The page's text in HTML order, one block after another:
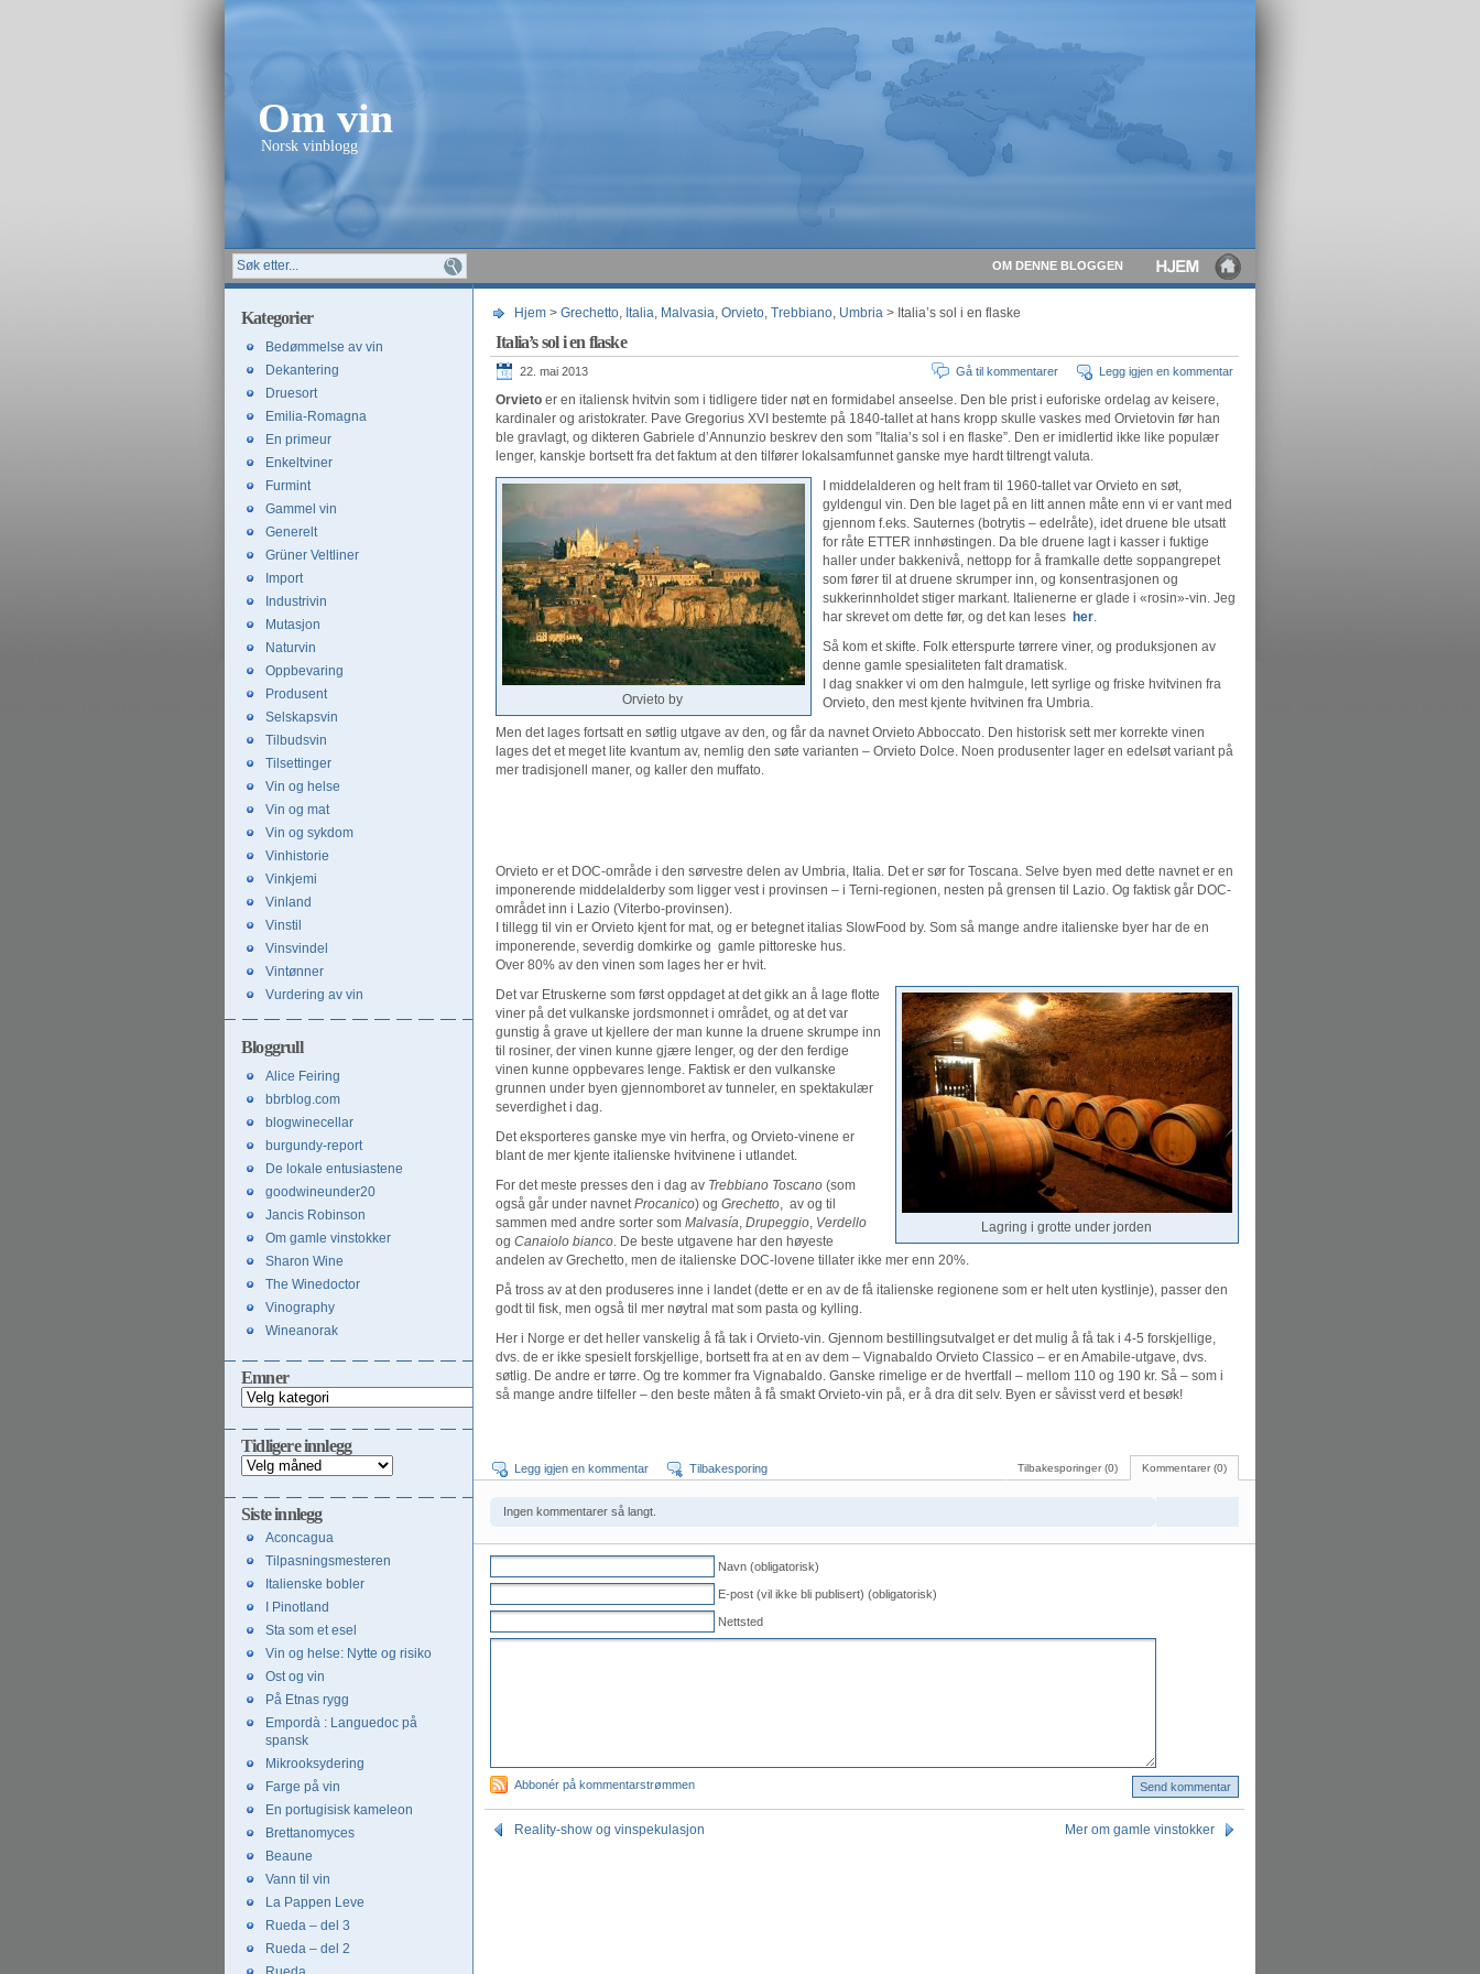
Om vin
Norsk vinblogg
OM DENNE BLOGGEN
Hjem > Grechetto, Italia, Malvasia, Orvieto, Trebbiano, Umbria > Italia’s sol i en flaske
Italia’s sol i en flaske
22. mai 2013 Legg igjen en kommentar
Gå til kommentarer
Orvieto er en italiensk hvitvin som i tidligere tider nøt en formidabel anseelse. Den ble prist i euforiske ordelag av keisere,
kardinaler og aristokrater. Pave Gregorius XVI bestemte på 1840-tallet at hans kropp skulle vaskes med Orvietovin før han
ble gravlagt, og dikteren Gabriele d’Annunzio beskrev den som ”Italia’s sol i en flaske”. Den er imidlertid ikke like populær
lenger, kanskje bortsett fra det faktum at den tilfører lokalsamfunnet ganske mye hardt tiltrengt valuta.
Orvieto by
I middelalderen og helt fram til 1960-tallet var Orvieto en søt,
gyldengul vin. Den ble laget på en litt annen måte enn vi er vant med
gjennom f.eks. Sauternes (botrytis – edelråte), idet druene ble utsatt
for råte ETTER innhøstingen. Da ble druene lagt i kasser i fuktige
haller under bakkenivå, nettopp for å framkalle dette soppangrepet
som fører til at druene skrumper inn, og konsentrasjonen og
sukkerinnholdet stiger markant. Italienerne er glade i «rosin»-vin. Jeg
har skrevet om dette før, og det kan leses her.
Så kom et skifte. Folk etterspurte tørrere viner, og produksjonen av
denne gamle spesialiteten falt dramatisk.
I dag snakker vi om den halmgule, lett syrlige og friske hvitvinen fra
Orvieto, den mest kjente hvitvinen fra Umbria.
Men det lages fortsatt en søtlig utgave av den, og får da navnet Orvieto Abboccato. Den historisk sett mer korrekte vinen
lages det et meget lite kvantum av, nemlig den søte varianten – Orvieto Dolce. Noen produsenter lager en edelsøt variant på
mer tradisjonell maner, og kaller den muffato.
Orvieto er et DOC-område i den sørvestre delen av Umbria, Italia. Det er sør for Toscana. Selve byen med dette navnet er en
imponerende middelalderby som ligger vest i provinsen – i Terni-regionen, nesten på grensen til Lazio. Og faktisk går DOC-
området inn i Lazio (Viterbo-provinsen).
I tillegg til vin er Orvieto kjent for mat, og er betegnet italias SlowFood by. Som så mange andre italienske byer har de en
imponerende, severdig domkirke og gamle pittoreske hus.
Over 80% av den vinen som lages her er hvit.
Lagring i grotte under jorden
Det var Etruskerne som først oppdaget at det gikk an å lage flotte
viner på det vulkanske jordsmonnet i området, og at det var
gunstig å grave ut kjellere der man kunne la druene skrumpe inn
til rosiner, der vinen kunne gjære lenger, og der den ferdige
vinen kunne oppbevares lenge. Faktisk er den vulkanske
grunnen under byen gjennomboret av tunneler, en spektakulær
severdighet i dag.
Det eksporteres ganske mye vin herfra, og Orvieto-vinene er
blant de mer kjente italienske hvitvinene i utlandet.
For det meste presses den i dag av Trebbiano Toscano (som
også går under navnetProcanico) og Grechetto, av og til
sammen med andre sorter som Malvasía, Drupeggio, Verdello
og Canaiolo bianco. De beste utgavene har den høyeste
andelen av Grechetto, men de italienske DOC-lovene tillater ikke mer enn 20%.
På tross av at den produseres inne i landet (dette er en av de få italienske regionene som er helt uten kystlinje), passer den
godt til fisk, men også til mer nøytral mat som pasta og kylling.
Her i Norge er det heller vanskelig å få tak i Orvieto-vin. Gjennom bestillingsutvalget er det mulig å få tak i 4-5 forskjellige,
dvs. de er ikke spesielt forskjellige, bortsett fra at en av dem – Vignabaldo Orvieto Classico – er en Amabile-utgave, dvs.
søtlig. De andre er tørre. Og tre kommer fra Vignabaldo. Ganske rimelige er de hvertfall – mellom 110 og 190 kr. Så – som i
så mange andre tilfeller – den beste måten å få smakt Orvieto-vin på, er å dra dit selv. Byen er såvisst verd et besøk!
Kommentarer (0)
Tilbakesporinger (0)
Legg igjen en kommentar Tilbakesporing
Ingen kommentarer så langt.
Navn (obligatorisk)
E-post (vil ikke bli publisert) (obligatorisk)
Nettsted
Abbonér på kommentarstrømmen
Reality-show og vinspekulasjon Mer om gamle vinstokker
Kategorier
Bedømmelse av vin
Dekantering
Druesort
Emilia-Romagna
En primeur
Enkeltviner
Furmint
Gammel vin
Generelt
Grüner Veltliner
Import
Industrivin
Mutasjon
Naturvin
Oppbevaring
Produsent
Selskapsvin
Tilbudsvin
Tilsettinger
Vin og helse
Vin og mat
Vin og sykdom
Vinhistorie
Vinkjemi
Vinland
Vinstil
Vinsvindel
Vintønner
Vurdering av vin
Bloggrull
Alice Feiring
bbrblog.com
blogwinecellar
burgundy-report
De lokale entusiastene
goodwineunder20
Jancis Robinson
Om gamle vinstokker
Sharon Wine
The Winedoctor
Vinography
Wineanorak
Emner
Emner
Tidligere innlegg
Tidligere
innlegg
Siste innlegg
Aconcagua
Tilpasningsmesteren
Italienske bobler
I Pinotland
Sta som et esel
Vin og helse: Nytte og risiko
Ost og vin
På Etnas rygg
Empordà : Languedoc på
spansk
Mikrooksydering
Farge på vin
En portugisisk kameleon
Brettanomyces
Beaune
Vann til vin
La Pappen Leve
Rueda – del 3
Rueda – del 2